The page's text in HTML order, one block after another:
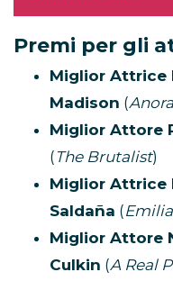
Premi per gli
Miglior Attrice
Madison (Anora
Miglior Attore
( The Brutalist)
Miglior Attrice
Saldaña (
Miglior Attore
Culkin (A Real